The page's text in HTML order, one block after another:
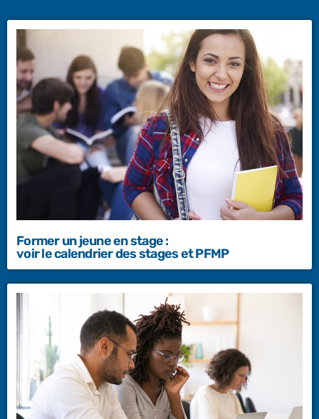
Former un jeune en stage :
voir le calendrier des stages et PFMP